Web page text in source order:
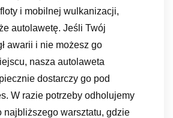
i mobilnej wulkanizacji,
autolawetę. Jeśli Twój
awarii i nie możesz go
nasza autolaweta
dostarczy go pod
W razie potrzeby odholujemy
najbliższego warsztatu, gdzie